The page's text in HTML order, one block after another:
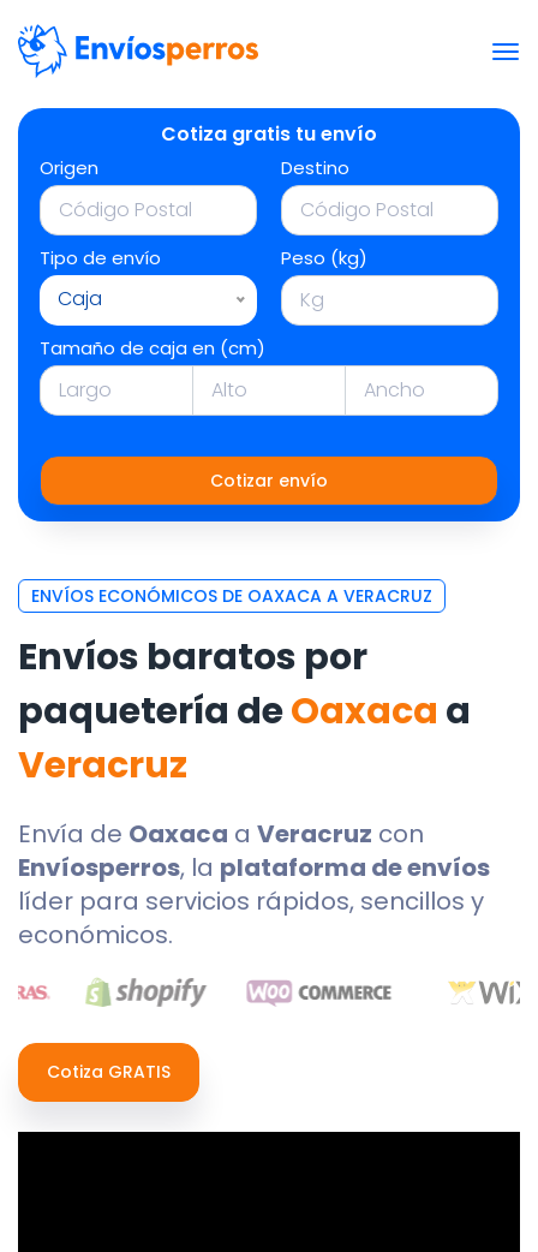
Cotiza gratis tu envío
Origen Destino
Tipo de envío
Caja
Peso (kg)
Tamaño de caja en (cm)
Cotizar envío
ENVÍOS ECONÓMICOS DE OAXACA A VERACRUZ
Envíos baratos por
paquetería deOaxaca a
Veracruz
Envía de Oaxaca a Veracruz con
Envíosperros, la plataforma de envíos
líder para servicios rápidos, sencillos y
económicos.
Cotiza GRATIS